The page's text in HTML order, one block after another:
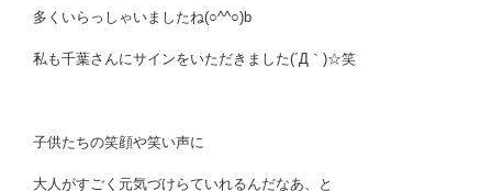
多くいらっしゃいましたね(○^^○)b
私も千葉さんにサインをいただきました(´Д｀)☆笑
子供たちの笑顔や笑い声に
大人がすごく元気づけらていれるんだなあ、と